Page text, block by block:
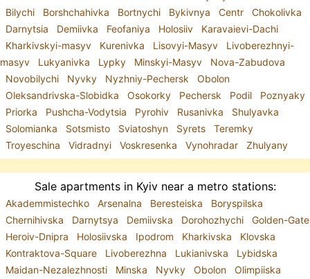
Bilychi
Borshchahivka Bortnychi Bykivnya Centr
Chokolivka
Darnytsia
Demiivka Feofaniya Holosiiv
Karavaievi-Dachi
Kharkivskyi-masyv
Kurenivka Lisovyi-Masyv
Livoberezhnyi-
masyv
Lukyanivka Lypky Minskyi-Masyv
Nova-Zabudova
Novobilychi
Nyvky Nyzhniy-Pechersk
Obolon
Oleksandrivska-Slobidka
Osokorky Pechersk Podil
Poznyaky
Priorka
Pushcha-Vodytsia Pyrohiv Rusanivka
Shulyavka
Solomianka
Sotsmisto Sviatoshyn Syrets
Teremky
Troyeschina
Vidradnyi Voskresenka Vynohradar Zhulyany
Sale apartments in Kyiv near a metro stations:
Akademmistechko Arsenalna Beresteiska
Boryspilska
Chernihivska
Darnytsya Demiivska Dorohozhychi
Golden-Gate
Heroiv-Dnipra
Holosiivska Ipodrom Kharkivska
Klovska
Kontraktova-Square
Livoberezhna Lukianivska
Lybidska
Maidan-Nezalezhnosti
Minska Nyvky Obolon
Olimpiiska